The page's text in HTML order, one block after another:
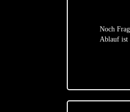
Noch
Ablauf ist